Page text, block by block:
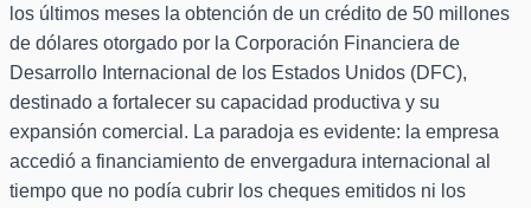
los últimos meses la obtención de un crédito de 50 millones
de dólares otorgado por la Corporación Financiera de
Desarrollo Internacional de los Estados Unidos (DFC),
destinado a fortalecer su capacidad productiva y su
expansión comercial. La paradoja es evidente: la empresa
accedió a financiamiento de envergadura internacional al
tiempo que no podía cubrir los cheques emitidos ni los